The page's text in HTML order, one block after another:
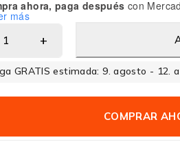
ahora, paga después con
más
GRATIS estimada: 9. agosto - 12.
COMPRAR